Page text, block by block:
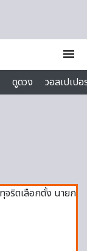
menu
ดูดวง
วอลเปเป